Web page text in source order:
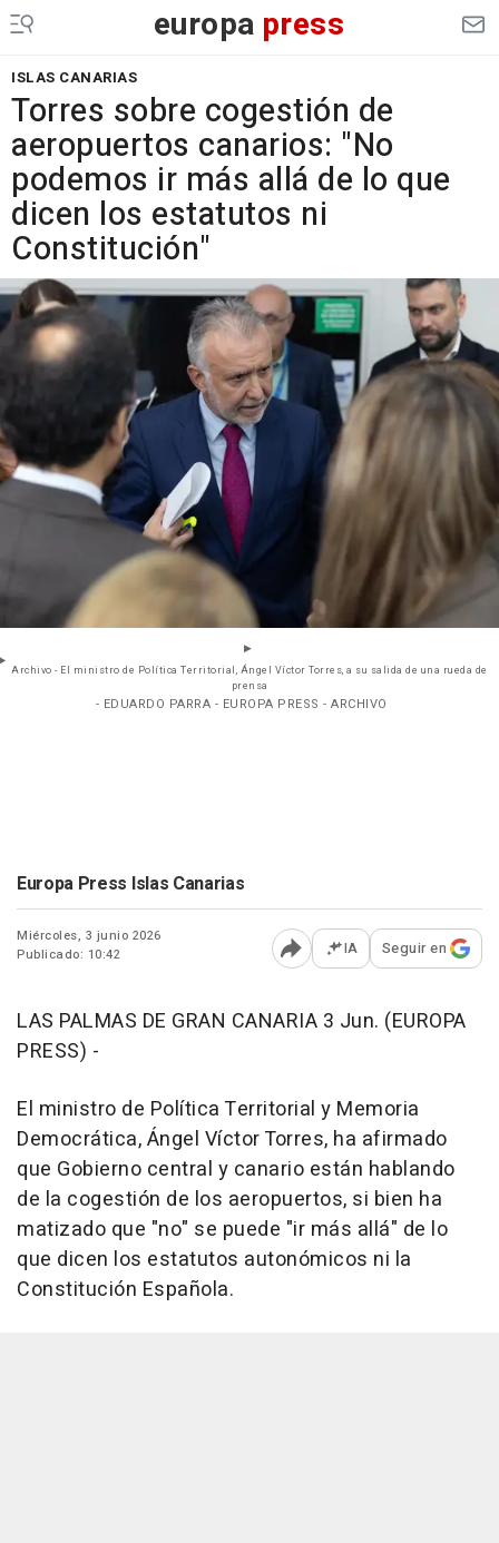
europa press
ISLAS CANARIAS
Torres sobre cogestión de
aeropuertos canarios: "No
podemos ir más allá de lo que
dicen los estatutos ni
Constitución"
Archivo - El ministro de Política Territorial, Ángel Víctor Torres, a su salida de una rueda de
prensa
- EDUARDO PARRA - EUROPA PRESS - ARCHIVO
Europa Press Islas Canarias
Miércoles, 3 junio 2026
Publicado: 10:42
Abrir opciones para
IA Seguir en
LAS PALMAS DE GRAN CANARIA 3 Jun. (EUROPA
PRESS) -
El ministro de Política Territorial y Memoria
Democrática, Ángel Víctor Torres, ha afirmado
que Gobierno central y canario están hablando
de la cogestión de los aeropuertos, si bien ha
matizado que "no" se puede "ir más allá" de lo
que dicen los estatutos autonómicos ni la
Constitución Española.